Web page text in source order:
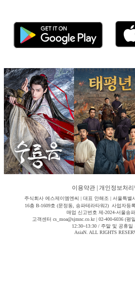
이용약관 개인정보처리
주식회사 에스제이엠엔씨 | 대표 안해조 | 서울특별
16층 B-1609호 (문정동, 송파테라타워2) 사업자등
매업 신고번호 제-2024-서울송
고객센터 cs_moa@sjmnc.co.kr | 02-400-6036 (평
12:30~13:30 / 주말 및 공휴일
AsiaN. ALL RIGHTS